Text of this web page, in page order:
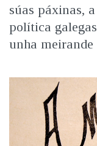
súas páxinas,
política
unha meirande